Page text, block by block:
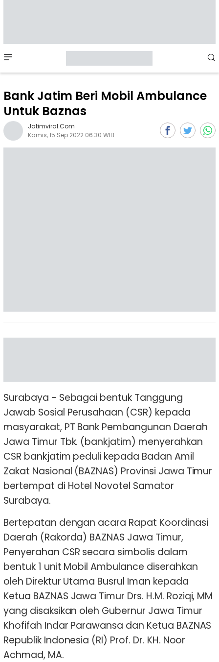
Menu
Bank Jatim Beri Mobil Ambulance
Untuk Baznas
Jatimviral.com
Kamis, 15 Sep 2022 06:30 WIB
Surabaya - Sebagai bentuk Tanggung
Jawab Sosial Perusahaan (CSR) kepada
masyarakat, PT Bank Pembangunan Daerah
Jawa Timur Tbk. (bankjatim) menyerahkan
CSR bankjatim peduli kepada Badan Amil
Zakat Nasional (BAZNAS) Provinsi Jawa Timur
bertempat di Hotel Novotel Samator
Surabaya.
Bertepatan dengan acara Rapat Koordinasi
Daerah (Rakorda) BAZNAS Jawa Timur,
Penyerahan CSR secara simbolis dalam
bentuk 1 unit Mobil Ambulance diserahkan
oleh Direktur Utama Busrul Iman kepada
Ketua BAZNAS Jawa Timur Drs. H.M. Roziqi, MM
yang disaksikan oleh Gubernur Jawa Timur
Khofifah Indar Parawansa dan Ketua BAZNAS
Republik Indonesia (RI) Prof. Dr. KH. Noor
Achmad, MA.